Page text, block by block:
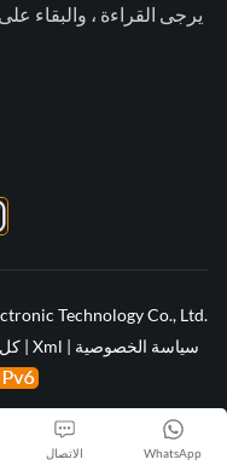
يرجى القراءة ، والبقاء
| Xml | سياسة الخصوصية
WhatsApp الاتصال